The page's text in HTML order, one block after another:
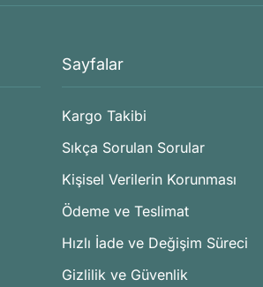
Sayfalar
Kargo Takibi
Sıkça Sorulan Sorular
Kişisel Verilerin Korunması
Ödeme ve Teslimat
Hızlı İade ve Değişim Süreci
Gizlilik ve Güvenlik